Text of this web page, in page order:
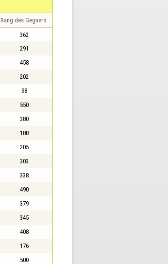
Rang des Gegners
362
291
458
202
98
550
380
188
205
303
338
490
379
345
408
176
500